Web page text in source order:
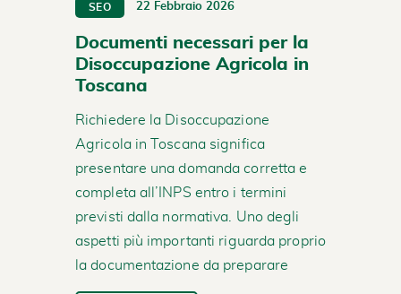
SEO 22 Febbraio 2026
Documenti necessari per la
Disoccupazione Agricola in
Toscana
Richiedere la Disoccupazione
Agricola in Toscana significa
presentare una domanda corretta e
completa all’INPS entro i termini
previsti dalla normativa. Uno degli
aspetti più importanti riguarda proprio
la documentazione da preparare